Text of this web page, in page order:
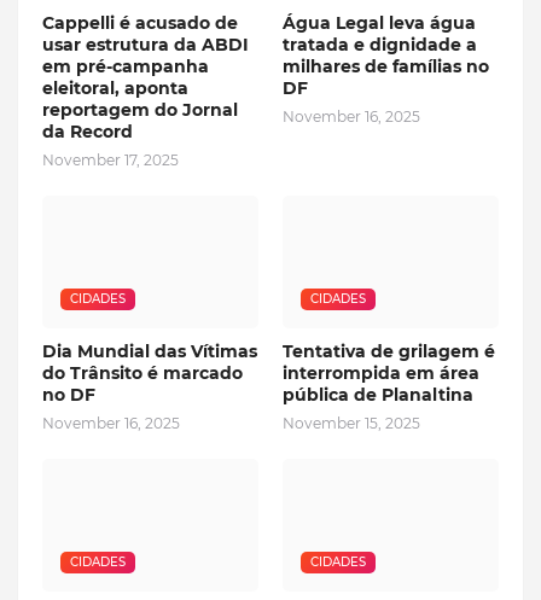
Cappelli é acusado de
usar estrutura da ABDI
em pré-campanha
eleitoral, aponta
reportagem do Jornal
da Record
November 17, 2025
Água Legal leva água
tratada e dignidade a
milhares de famílias no
DF
November 16, 2025
CIDADES
Dia Mundial das Vítimas
do Trânsito é marcado
no DF
November 16, 2025
CIDADES
Tentativa de grilagem é
interrompida em área
pública de Planaltina
November 15, 2025
CIDADES CIDADES